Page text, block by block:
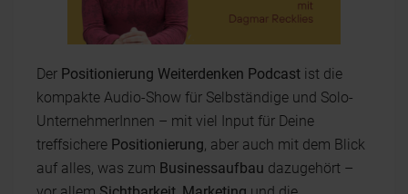
Der Positionierung Weiterdenken Podcast ist die
kompakte Audio-Show für Selbständige und Solo-
UnternehmerInnen – mit viel Input für Deine
treffsichere Positionierung , aber auch mit dem Blick
auf alles, was zum Businessaufbau dazugehört –